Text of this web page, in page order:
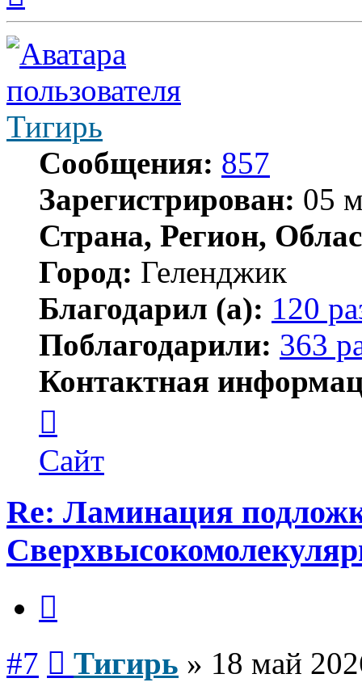
началу
Тигирь
Сообщения: 857
Зарегистрирован: 05
Страна, Регион,
Город: Геленджик
Благодарил (а): 120
Поблагодарили: 363
Контактная
пользователя
Тигирь
Сайт
Re: Ламинация
#7 Тигирь » 18 май